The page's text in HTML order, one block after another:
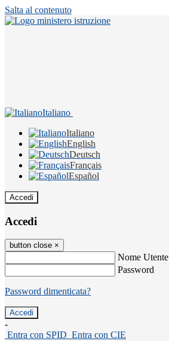
Salta al contenuto
Italiano
Italiano
English
Deutsch
Français
Español
Accedi
Accedi
button close ×
Nome Utente
Password
Password dimenticata?
-
Entra con SPID Entra con CIE